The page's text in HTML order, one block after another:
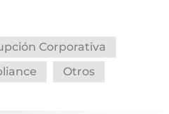
Corporativa
Otros